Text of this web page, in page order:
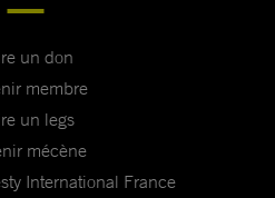
un don
membre
un legs
mécène
International France